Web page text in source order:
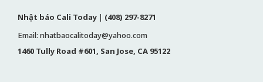
Nhật báo Cali Today | (408) 297-8271
Email: nhatbaocalitoday@yahoo.com
1460 Tully Road #601, San Jose, CA 95122